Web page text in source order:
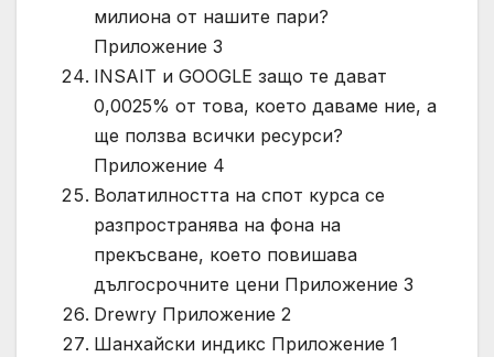
милиона от нашите пари?
Приложение 3
INSAIT и GOOGLE защо те дават
0,0025% от това, което даваме ние, а
ще ползва всички ресурси?
Приложение 4
Волатилността на спот курса се
разпространява на фона на
прекъсване, което повишава
дългосрочните цени Приложение 3
Drewry Приложение 2
Шанхайски индикс Приложение 1